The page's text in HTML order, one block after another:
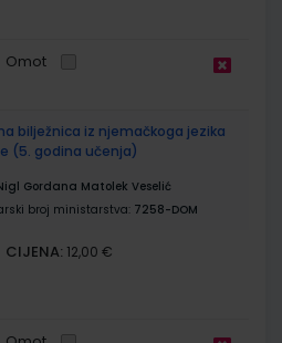
Omot
bilježnica iz njemačkoga jezika
(5. godina učenja)
Gordana Matolek Veselić
broj ministarstva: 7258-DOM
CIJENA: 12,00 €